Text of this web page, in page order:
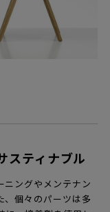
スティナブル
ニングやメンテナン
、個々のパーツは多